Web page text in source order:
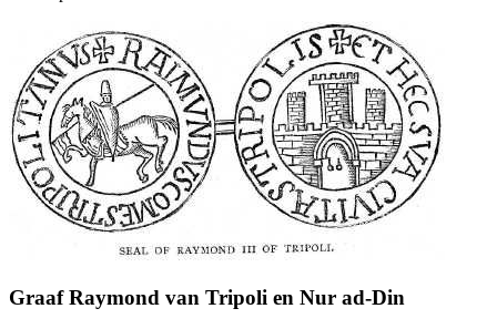
Graaf Raymond van Tripoli en Nur ad-Din